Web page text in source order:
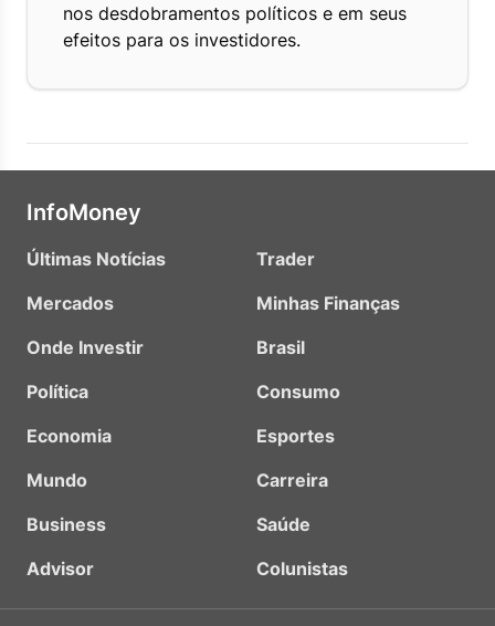
nos desdobramentos políticos e em seus
efeitos para os investidores.
InfoMoney
Últimas Notícias
Mercados
Onde Investir
Política
Economia
Mundo
Business
Advisor
Trader
Minhas Finanças
Brasil
Consumo
Esportes
Carreira
Saúde
Colunistas